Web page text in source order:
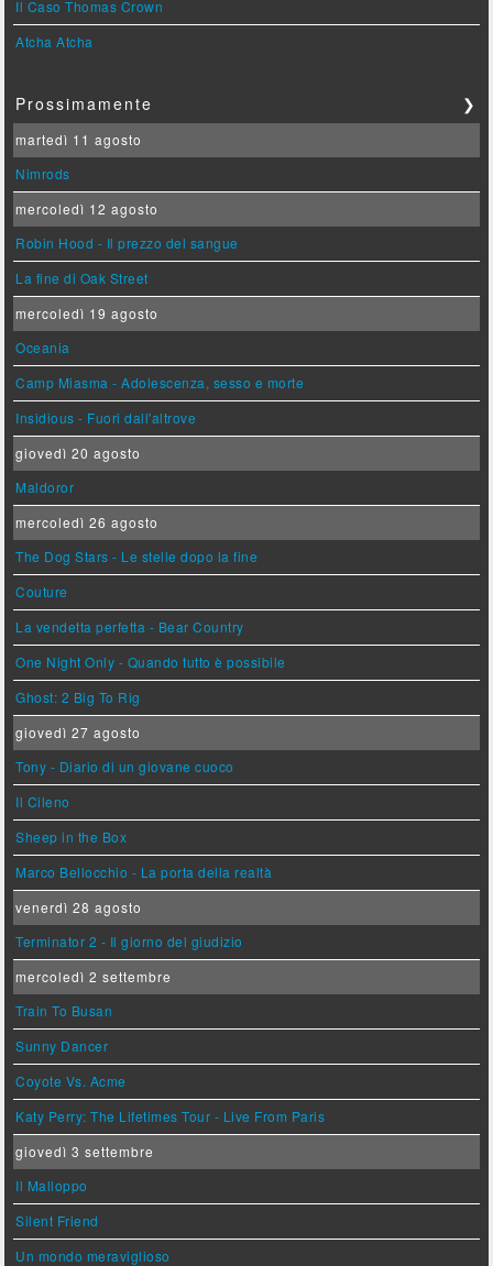
Il Caso Thomas Crown
Atcha Atcha
Prossimamente ❯
martedì 11 agosto
Nimrods
mercoledì 12 agosto
Robin Hood - Il prezzo del sangue
La fine di Oak Street
mercoledì 19 agosto
Oceania
Camp Miasma - Adolescenza, sesso e morte
Insidious - Fuori dall'altrove
giovedì 20 agosto
Maldoror
mercoledì 26 agosto
The Dog Stars - Le stelle dopo la fine
Couture
La vendetta perfetta - Bear Country
One Night Only - Quando tutto è possibile
Ghost: 2 Big To Rig
giovedì 27 agosto
Tony - Diario di un giovane cuoco
Il Cileno
Sheep in the Box
Marco Bellocchio - La porta della realtà
venerdì 28 agosto
Terminator 2 - Il giorno del giudizio
mercoledì 2 settembre
Train To Busan
Sunny Dancer
Coyote Vs. Acme
Katy Perry: The Lifetimes Tour - Live From Paris
giovedì 3 settembre
Il Malloppo
Silent Friend
Un mondo meraviglioso